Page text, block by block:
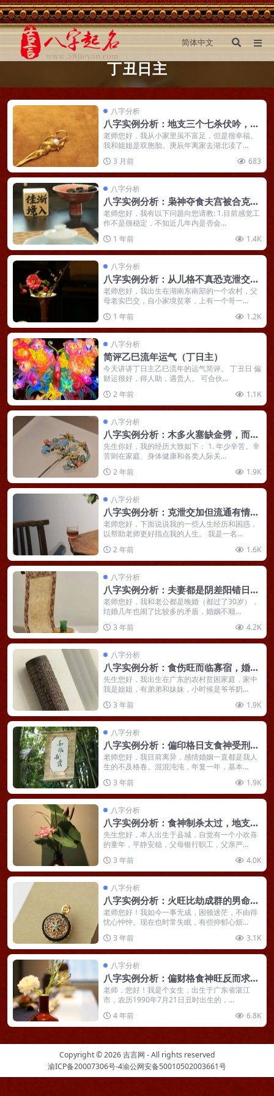
丁丑日主
八字分析
八字实例分析：地支三个七杀伏吟，劫
财分印的女命
老师您好，我从小家里虽不富足，但是很幸福。
我和姐姐是双胞胎。庚辰年离家去湖北读了...
3 月前
683
八字分析
八字实例分析：枭神夺食夫宫被合克，
离异多年无子女长期焦虑
老师您好，我有以下问题向您请教: 1.目前感觉工
作不是很稳定，不知近几年内是否会...
1 年前
1.4K
八字分析
八字实例分析：从儿格不真恐克泄交
加，负债几十万在电子厂上班
老师您好，我出生在湖南东南部的一个农村，父
母老实巴交，自小家境贫寒，上有一个哥一...
1 年前
1.2K
八字分析
简评乙巳流年运气（丁日主）
今天讲讲丁日主乙巳流年的运气简评。 丁丑日 偏
财运很好，得人助，遇贵人。 可合伙...
2 年前
1.1K
八字分析
八字实例分析：木多火塞缺金劈，而立
无成晚年有福
先生你好，我的经历大致如下： 1. 年少辛苦。辛
苦则在家庭、身体健康和各类人际关...
2 年前
1.9K
八字分析
八字实例分析：克泄交加但流通有情，
未来三年好运的男命
老师您好，下面说说我的一些人生经历和困惑，
以帮助老师更好指点我的人生。 我是一名...
2 年前
1.6K
八字分析
八字实例分析：夫妻都是阴差阳错日，
婚姻不顺工作无进展
老师您好，我和老公都是晚婚（都过了30岁），
结婚几年也闹了比较多的矛盾，婚姻不顺...
3 年前
4.2K
八字分析
八字实例分析：食伤旺而临寡宿，婚姻
膈应而越老越好的女命
先生您好，我出生在广东的农村贫困家庭，家中
我是姐姐，有弟弟和妹妹，小时候是爷爷奶...
3 年前
1.9K
八字分析
八字实例分析：偏印格日支食神受刑
克，身体瘦小婚姻不顺生产不利
老师您好，我目前离异，感情婚姻一直都是我人
生的不及格卷。混混沌沌，年复一年，基本...
3 年前
1.9K
八字分析
八字实例分析：食神制杀太过，地支四
冲的女命
先生您好，本人出生于县城，自觉有一个小欢喜
的童年，平静安稳，父母银行职工，父亲严...
3 年前
4.0K
八字分析
八字实例分析：火旺比劫成群的男命，
想赚大钱却眼高手低
老师您好！我如今一事无成，困顿迷茫，不由得
忧心忡忡。现在也时常失眠，有些抑郁心烦...
3 年前
3.1K
八字分析
八字实例分析：偏财格食神旺反而求财
困难，不如当好贤内助
老师，您好！我是个女生，出生于广东省湛江
市，农历1990年7月21日丑时出生的，...
4 年前
6.8K
Copyright © 2026吉言网 - All rights reserved
渝ICP备20007306号-4渝公网安备50010502003661号